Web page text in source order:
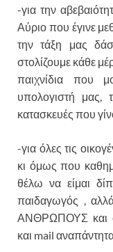
-για την
Αύριο που έγινε
την τάξη μας
στολίζουμε κάθε
παιχνίδια που
υπολογιστή μας,
κατασκευές που
-για όλες τις
κι όμως που
θέλω να είμαι
παιδαγωγός ,
ΑΝΘΡΩΠΟΥΣ και
και mail